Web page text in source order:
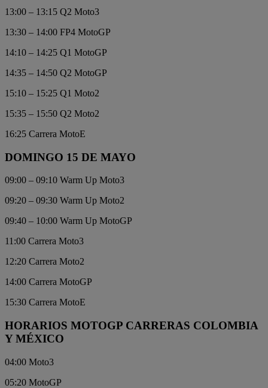
13:00 – 13:15 Q2 Moto3
13:30 – 14:00 FP4 MotoGP
14:10 – 14:25 Q1 MotoGP
14:35 – 14:50 Q2 MotoGP
15:10 – 15:25 Q1 Moto2
15:35 – 15:50 Q2 Moto2
16:25 Carrera MotoE
DOMINGO 15 DE MAYO
09:00 – 09:10 Warm Up Moto3
09:20 – 09:30 Warm Up Moto2
09:40 – 10:00 Warm Up MotoGP
11:00 Carrera Moto3
12:20 Carrera Moto2
14:00 Carrera MotoGP
15:30 Carrera MotoE
HORARIOS MOTOGP CARRERAS COLOMBIA
Y MÉXICO
04:00 Moto3
05:20 MotoGP